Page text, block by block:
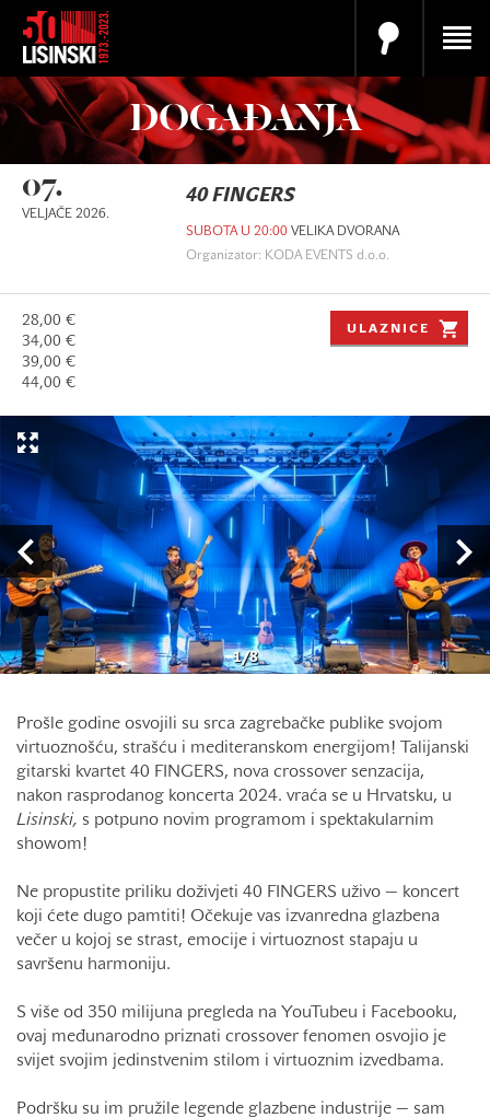
DOGAĐANJA
07.
VELJAČE 2026.
40 FINGERS
SUBOTA U 20:00 VELIKA DVORANA
Organizator: KODA EVENTS d.o.o.
28,00 €
34,00 €
39,00 €
44,00 €
ULAZNICE
1/8
Prošle godine osvojili su srca zagrebačke publike svojom
virtuoznošću, strašću i mediteranskom energijom! Talijanski
gitarski kvartet 40 FINGERS, nova crossover senzacija,
nakon rasprodanog koncerta 2024. vraća se u Hrvatsku, u
Lisinski, s potpuno novim programom i spektakularnim
showom!
Ne propustite priliku doživjeti 40 FINGERS uživo — koncert
koji ćete dugo pamtiti! Očekuje vas izvanredna glazbena
večer u kojoj se strast, emocije i virtuoznost stapaju u
savršenu harmoniju.
S više od 350 milijuna pregleda na YouTubeu i Facebooku,
ovaj međunarodno priznati crossover fenomen osvojio je
svijet svojim jedinstvenim stilom i virtuoznim izvedbama.
Podršku su im pružile legende glazbene industrije — sam